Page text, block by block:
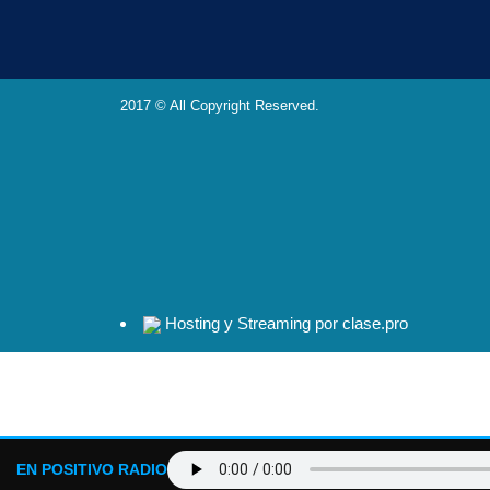
2017 © All Copyright Reserved.
Hosting y Streaming por clase.pro
EN POSITIVO RADIO